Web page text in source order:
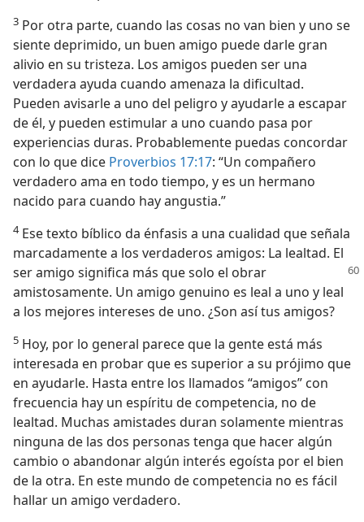
3 Por otra parte, cuando las cosas no van bien y uno se
siente deprimido, un buen amigo puede darle gran
alivio en su tristeza. Los amigos pueden ser una
verdadera ayuda cuando amenaza la dificultad.
Pueden avisarle a uno del peligro y ayudarle a escapar
de él, y pueden estimular a uno cuando pasa por
experiencias duras. Probablemente puedas concordar
con lo que dice Proverbios 17:17: “Un compañero
verdadero ama en todo tiempo, y es un hermano
nacido para cuando hay angustia.”
4Ese texto bíblico da énfasis a una cualidad que señala
marcadamente a los verdaderos amigos: La lealtad. El
ser amigo significa más quesolo el obrar
amistosamente. Un amigo genuino es leal a uno y leal
a los mejores intereses de uno. ¿Son así tus amigos?
5 Hoy, por lo general parece que la gente está más
interesada en probar que es superior a su prójimo que
en ayudarle. Hasta entre los llamados “amigos” con
frecuencia hay un espíritu de competencia, no de
lealtad. Muchas amistades duran solamente mientras
ninguna de las dos personas tenga que hacer algún
cambio o abandonar algún interés egoísta por el bien
de la otra. En este mundo de competencia no es fácil
hallar un amigo verdadero.